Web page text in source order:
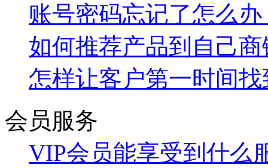
账号密码忘记了怎么办
如何推荐产品到自己
怎样让客户第一时间
会员服务
VIP会员能享受到什么